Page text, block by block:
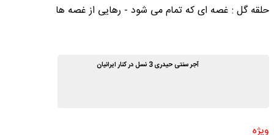
حلقه گل : غصه ای که تمام می شود - رهایی از غصه ها
آجر سنتی حیدری 3 نسل در کنار ایرانیان
ویژه